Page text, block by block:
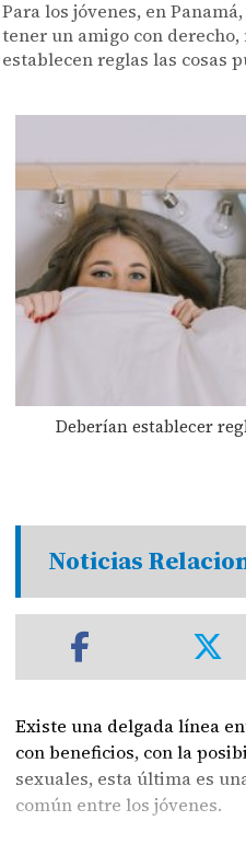
Para los jóvenes, en
tener un amigo con derecho,
establecen reglas las cosas
Deberían establecer
Noticias
Existe una delgada línea
con beneficios, con la
sexuales, esta última es
común entre los jóvenes.